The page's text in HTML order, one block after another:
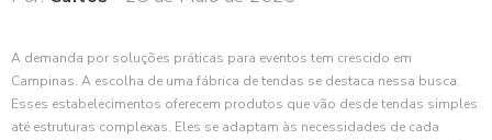
A demanda por soluções práticas para eventos tem crescido em
Campinas. A escolha de uma fábrica de tendas se destaca nessa busca.
Esses estabelecimentos oferecem produtos que vão desde tendas simples
até estruturas complexas. Eles se adaptam às necessidades de cada